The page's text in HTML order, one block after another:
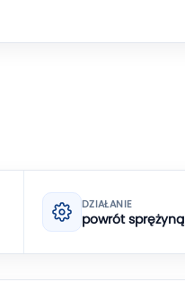
DZIAŁANIE
powrót sprężyną